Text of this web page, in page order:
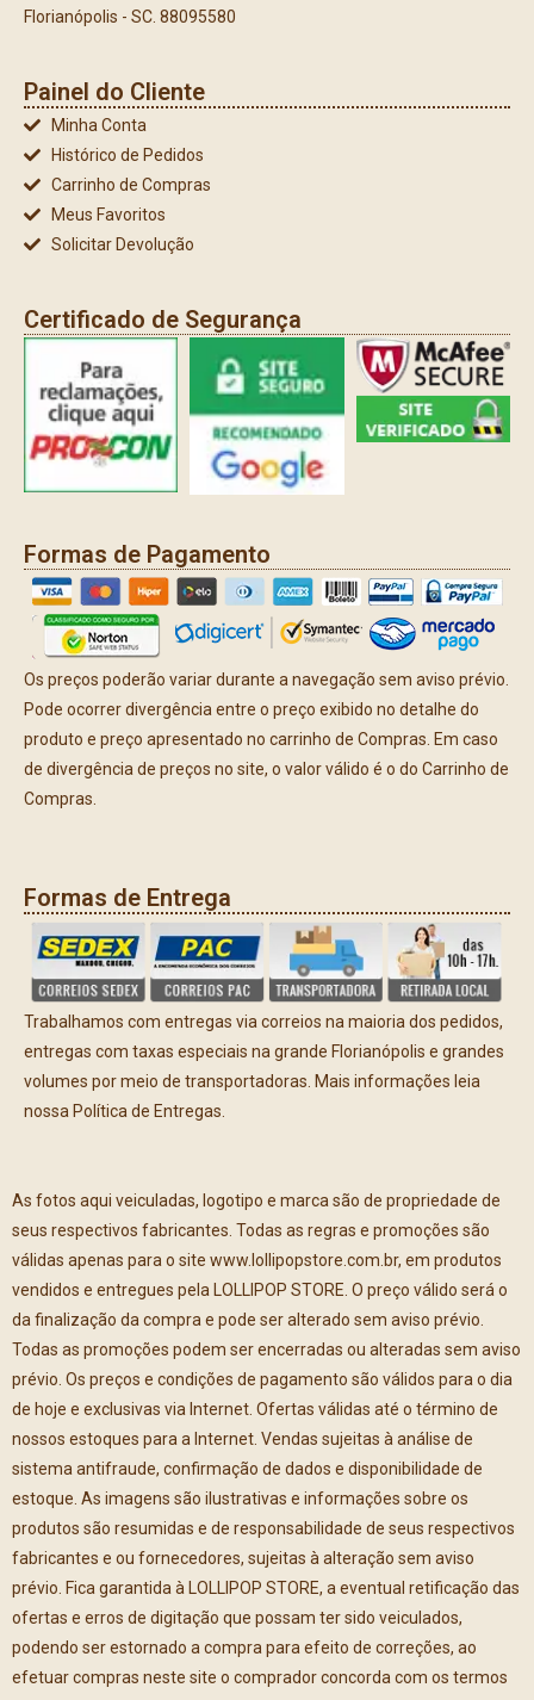
Florianópolis - SC. 88095580
Painel do Cliente
Minha Conta
Histórico de Pedidos
Carrinho de Compras
Meus Favoritos
Solicitar Devolução
Certificado de Segurança
Formas de Pagamento
Os preços poderão variar durante a navegação sem aviso prévio.
Pode ocorrer divergência entre o preço exibido no detalhe do
produto e preço apresentado no carrinho de Compras. Em caso
de divergência de preços no site, o valor válido é o do Carrinho de
Compras.
Formas de Entrega
Trabalhamos com entregas via correios na maioria dos pedidos,
entregas com taxas especiais na grande Florianópolis e grandes
volumes por meio de transportadoras. Mais informações leia
nossa Política de Entregas.
As fotos aqui veiculadas, logotipo e marca são de propriedade de
seus respectivos fabricantes. Todas as regras e promoções são
válidas apenas para o site www.lollipopstore.com.br, em produtos
vendidos e entregues pela LOLLIPOP STORE. O preço válido será o
da finalização da compra e pode ser alterado sem aviso prévio.
Todas as promoções podem ser encerradas ou alteradas sem aviso
prévio. Os preços e condições de pagamento são válidos para o dia
de hoje e exclusivas via Internet. Ofertas válidas até o término de
nossos estoques para a Internet. Vendas sujeitas à análise de
sistema antifraude, confirmação de dados e disponibilidade de
estoque. As imagens são ilustrativas e informações sobre os
produtos são resumidas e de responsabilidade de seus respectivos
fabricantes e ou fornecedores, sujeitas à alteração sem aviso
prévio. Fica garantida à LOLLIPOP STORE, a eventual retificação das
ofertas e erros de digitação que possam ter sido veiculados,
podendo ser estornado a compra para efeito de correções, ao
efetuar compras neste site o comprador concorda com os termos